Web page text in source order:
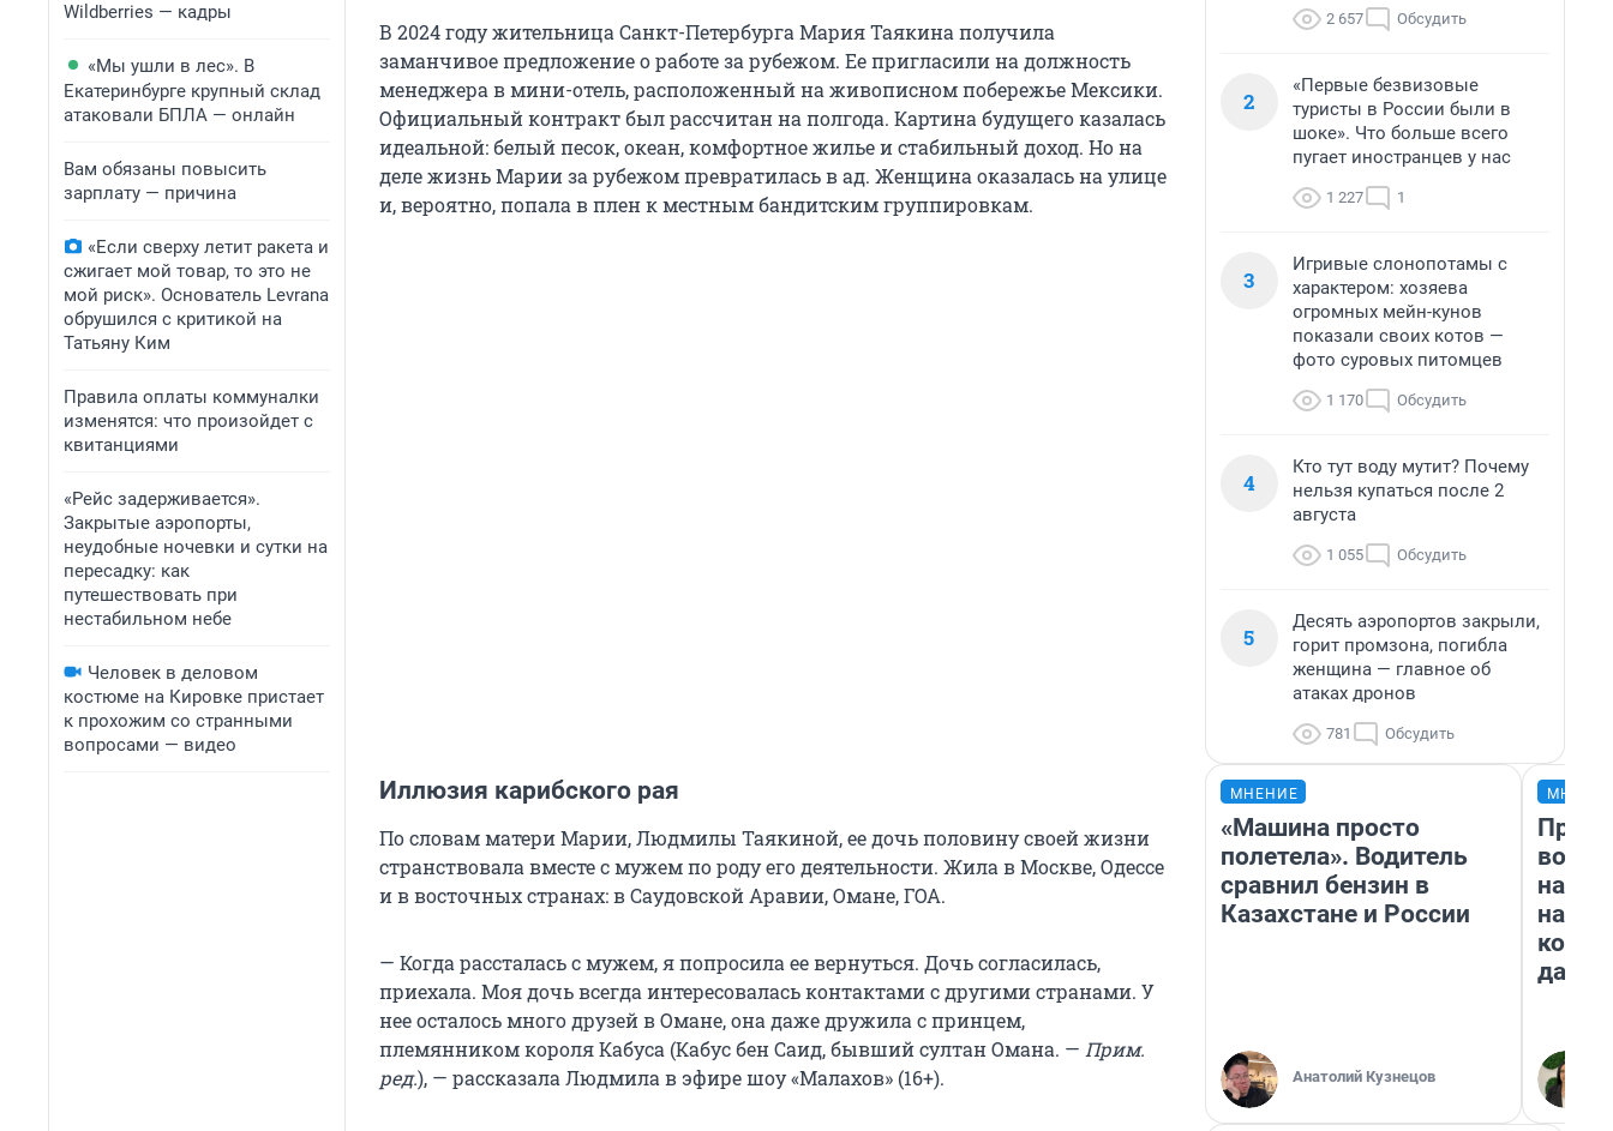
Wildberries — кадры
«Мы ушли в лес». В
Екатеринбурге крупный склад
атаковали БПЛА — онлайн
Вам обязаны повысить
зарплату — причина
«Если сверху летит ракета и
сжигает мой товар, то это не
мой риск». Основатель Levrana
обрушился с критикой на
Татьяну Ким
Правила оплаты коммуналки
изменятся: что произойдет с
квитанциями
«Рейс задерживается».
Закрытые аэропорты,
неудобные ночевки и сутки на
пересадку: как
путешествовать при
нестабильном небе
Человек в деловом
костюме на Кировке пристает
к прохожим со странными
вопросами — видео
В 2024 году жительница Санкт-Петербурга Мария Таякина получила
заманчивое предложение о работе за рубежом. Ее пригласили на должность
менеджера в мини-отель, расположенный на живописном побережье Мексики.
Официальный контракт был рассчитан на полгода. Картина будущего казалась
идеальной: белый песок, океан, комфортное жилье и стабильный доход. Но на
деле жизнь Марии за рубежом превратилась в ад. Женщина оказалась на улице
и, вероятно, попала в плен к местным бандитским группировкам.
Иллюзия карибского рая
По словам матери Марии, Людмилы Таякиной, ее дочь половину своей жизни
странствовала вместе с мужем по роду его деятельности. Жила в Москве, Одессе
и в восточных странах: в Саудовской Аравии, Омане, ГОА.
— Когда рассталась с мужем, я попросила ее вернуться. Дочь согласилась,
приехала. Моя дочь всегда интересовалась контактами с другими странами. У
нее осталось много друзей в Омане, она даже дружила с принцем,
племянником короля Кабуса (Кабус бен Саид, бывший султан Омана. — Прим.
ред.), — рассказала Людмила в эфире шоу «Малахов» (16+).
2 657 Обсудить
2
«Первые безвизовые
туристы в России были в
шоке». Что больше всего
пугает иностранцев у нас
1 227 1
3
Игривые слонопотамы с
характером: хозяева
огромных мейн-кунов
показали своих котов —
фото суровых питомцев
1 170 Обсудить
4
Кто тут воду мутит? Почему
нельзя купаться после 2
августа
1 055 Обсудить
5
Десять аэропортов закрыли,
горит промзона, погибла
женщина — главное об
атаках дронов
781 Обсудить
МНЕНИЕ
«Машина просто
полетела». Водитель
сравнил бензин в
Казахстане и России
Анатолий Кузнецов
нам
даже